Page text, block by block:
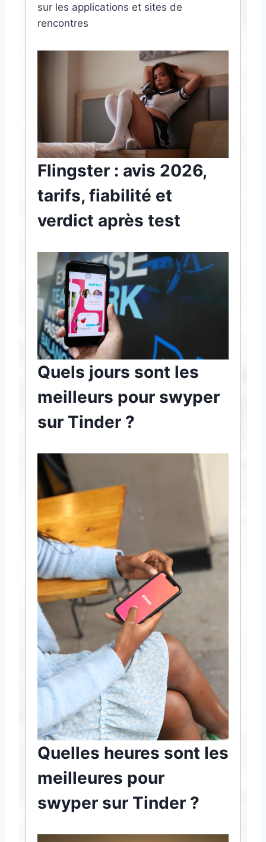
sur les applications et sites de
rencontres
Flingster : avis 2026,
tarifs, fiabilité et
verdict après test
Quels jours sont les
meilleurs pour swyper
sur Tinder ?
Quelles heures sont les
meilleures pour
swyper sur Tinder ?